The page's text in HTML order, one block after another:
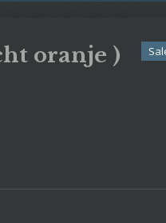
oranje )